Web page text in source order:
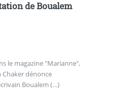
de Boualem
le magazine "Marianne",
Chaker dénonce
Boualem (…)